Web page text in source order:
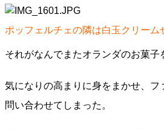
ポッフェルチェの隣は白玉クリーム
それがなんでまたオランダのお菓子
気になりの高まりに身をまかせ、フ
問い合わせてしまった。